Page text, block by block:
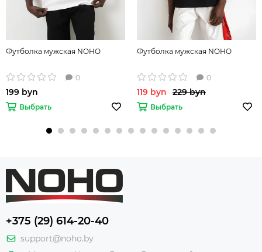
Футболка мужская NOHO
0
199 byn
Выбрать
Футболка мужская NOHO
0
119 byn 229 byn
Выбрать
+375 (29) 614-20-40
support@noho.by